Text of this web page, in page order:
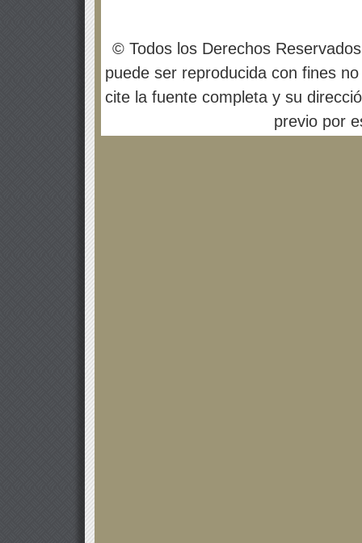
© Todos los Derechos
puede ser reproducida con fines
cite la fuente completa y su
previo por